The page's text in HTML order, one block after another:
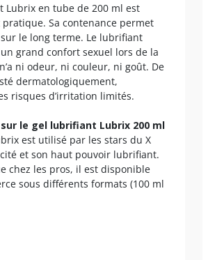
Lubrix en tube de 200 ml est
Sa contenance permet
le long terme. Le lubrifiant
grand confort sexuel lors de la
ni odeur, ni couleur, ni goût. De
dermatologiquement,
risques d’irritation limités.
le gel lubrifiant Lubrix 200 ml
est utilisé par les stars du X
et son haut pouvoir lubrifiant.
chez les pros, il est disponible
sous différents formats (100 ml